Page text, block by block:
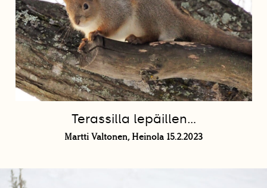
Terassilla lepäillen...
Martti Valtonen, Heinola 15.2.2023